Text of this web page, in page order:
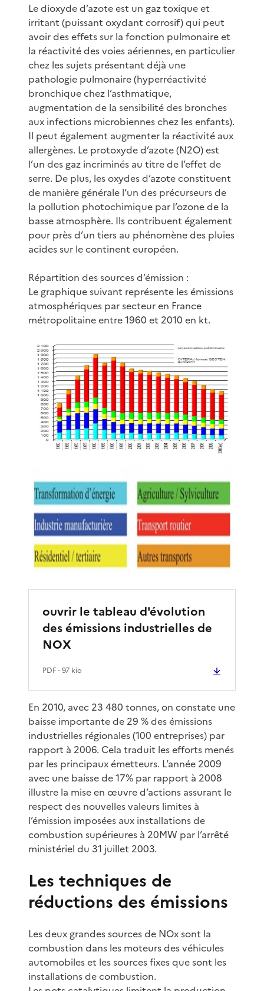
Le dioxyde d’azote est un gaz toxique et
irritant (puissant oxydant corrosif) qui peut
avoir des effets sur la fonction pulmonaire et
la réactivité des voies aériennes, en particulier
chez les sujets présentant déjà une
pathologie pulmonaire (hyperréactivité
bronchique chez l’asthmatique,
augmentation de la sensibilité des bronches
aux infections microbiennes chez les enfants).
Il peut également augmenter la réactivité aux
allergènes. Le protoxyde d’azote (N2O) est
l’un des gaz incriminés au titre de l’effet de
serre. De plus, les oxydes d’azote constituent
de manière générale l’un des précurseurs de
la pollution photochimique par l’ozone de la
basse atmosphère. Ils contribuent également
pour près d’un tiers au phénomène des pluies
acides sur le continent européen.
Répartition des sources d’émission :
Le graphique suivant représente les émissions
atmosphériques par secteur en France
métropolitaine entre 1960 et 2010 en kt.
ouvrir le tableau d'évolution
des émissions industrielles de
NOX
PDF- 97 kio
En 2010, avec 23 480 tonnes, on constate une
baisse importante de 29 % des émissions
industrielles régionales (100 entreprises) par
rapport à 2006. Cela traduit les efforts menés
par les principaux émetteurs. L’année 2009
avec une baisse de 17% par rapport à 2008
illustre la mise en œuvre d’actions assurant le
respect des nouvelles valeurs limites à
l’émission imposées aux installations de
combustion supérieures à 20MW par l’arrêté
ministériel du 31 juillet 2003.
Les techniques de
réductions des émissions
Les deux grandes sources de NOx sont la
combustion dans les moteurs des véhicules
automobiles et les sources fixes que sont les
installations de combustion.